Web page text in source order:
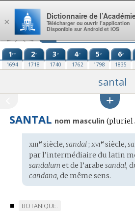
Aller au contenu
1re
1694
2e
1718
3e
1740
4e
1762
5e
1798
6e
1835
santal
SANTAL nom masculin (pluriel
Étymologie
:
xiiiesiècle, sandal; xviesiècle,
par l’intermédiaire du latin
sandalum et de l’arabe sandal,
candana, de même sens.
■
MARQUE
BOTANIQUE.
×
Dictionnaire de
Télécharger ou ouvrir l’application
Disponible sur Android et iOS